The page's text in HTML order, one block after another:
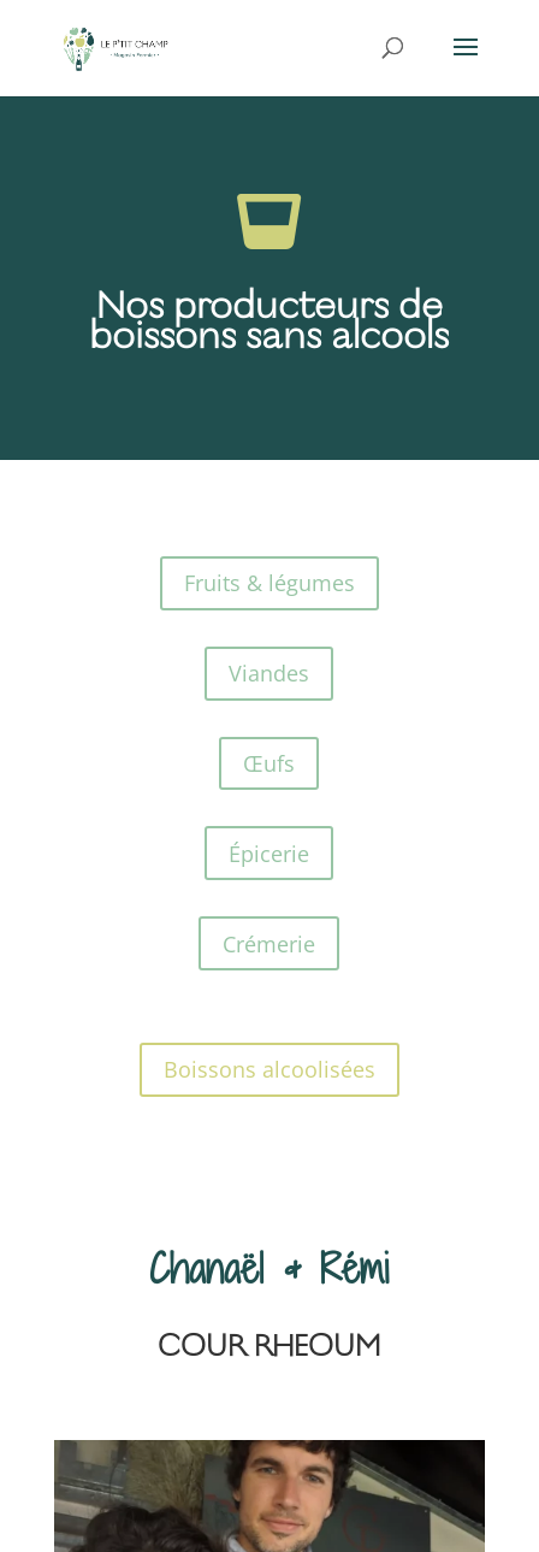

Nos producteurs de
boissons sans alcools
Fruits & légumes
Viandes
Œufs
Épicerie
Crémerie
Boissons alcoolisées
Chanaël & Rémi
COUR RHEOUM